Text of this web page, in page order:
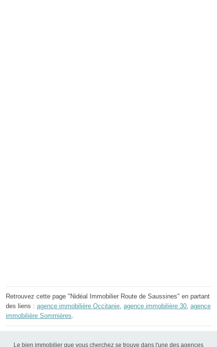
Retrouvez cette page "Nidéal Immobilier Route de Saussines" en partant
des liens : agence immobilière Occitanie, agence immobilière 30, agence
immobilière Sommières.
Le bien immobilier que vous cherchez se trouve dans l'une des agences